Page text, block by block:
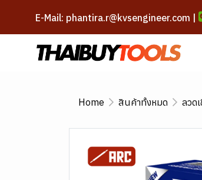
E-Mail: phantira.r@kvsengineer.com |
Home สินค้าทั้งหมด ลวด